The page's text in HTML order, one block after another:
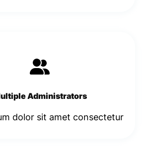
Administrators
dolor sit amet consectetur